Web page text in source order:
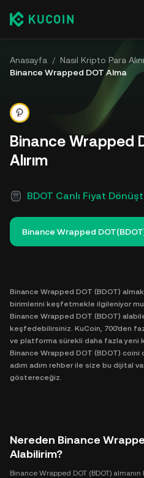
Anasayfa / Nasıl Kripto Para
Binance Wrapped DOT Alma
Binance Wrapped
Alırım
BDOT Canlı Fiyat
Binance Wrapped
Binance Wrapped DOT (BDOT)
birimlerini keşfetmekle ilgileniyor
Binance Wrapped DOT (BDOT)
keşfedebilirsiniz. KuCoin, 700'den
ve platforma sürekli daha fazla yeni
Binance Wrapped DOT (BDOT)
adım adım rehber ile size bu dijital
göstereceğiz.
Nereden Binance
Alabilirim?
Binance Wrapped DOT (BDOT)